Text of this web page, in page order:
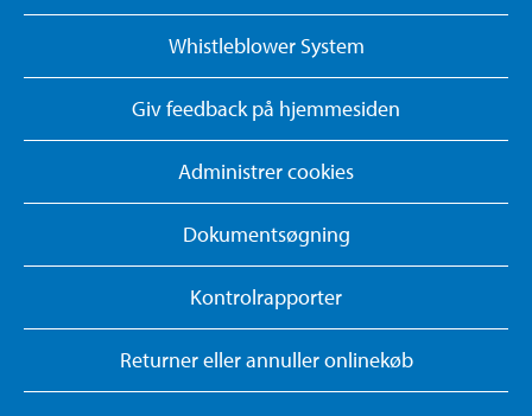
Whistleblower System
Giv feedback på hjemmesiden
Administrer cookies
Dokumentsøgning
Kontrolrapporter
Returner eller annuller onlinekøb